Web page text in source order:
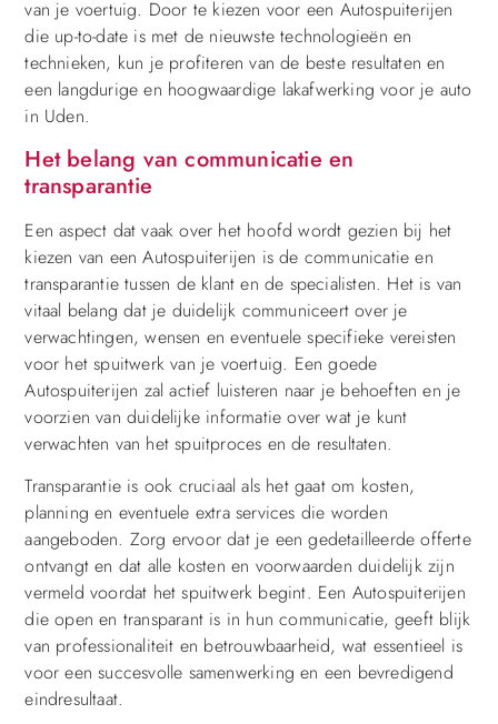
van je voertuig. Door te kiezen voor een Autospuiterijen
die up-to-date is met de nieuwste technologieën en
technieken, kun je profiteren van de beste resultaten en
een langdurige en hoogwaardige lakafwerking voor je auto
in Uden.
Het belang van communicatie en
transparantie
Een aspect dat vaak over het hoofd wordt gezien bij het
kiezen van een Autospuiterijen is de communicatie en
transparantie tussen de klant en de specialisten. Het is van
vitaal belang dat je duidelijk communiceert over je
verwachtingen, wensen en eventuele specifieke vereisten
voor het spuitwerk van je voertuig. Een goede
Autospuiterijen zal actief luisteren naar je behoeften en je
voorzien van duidelijke informatie over wat je kunt
verwachten van het spuitproces en de resultaten.
Transparantie is ook cruciaal als het gaat om kosten,
planning en eventuele extra services die worden
aangeboden. Zorg ervoor dat je een gedetailleerde offerte
ontvangt en dat alle kosten en voorwaarden duidelijk zijn
vermeld voordat het spuitwerk begint. Een Autospuiterijen
die open en transparant is in hun communicatie, geeft blijk
van professionaliteit en betrouwbaarheid, wat essentieel is
voor een succesvolle samenwerking en een bevredigend
eindresultaat.